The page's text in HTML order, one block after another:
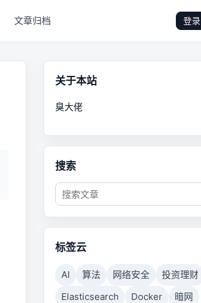
文章归档 登录
关于本站
臭大佬
搜索
标签云
AI 算法 网络安全
投资理财
Elasticsearch
Docker
暗网